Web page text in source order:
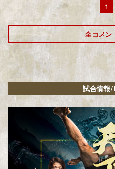
1
全コメン
試合情報/